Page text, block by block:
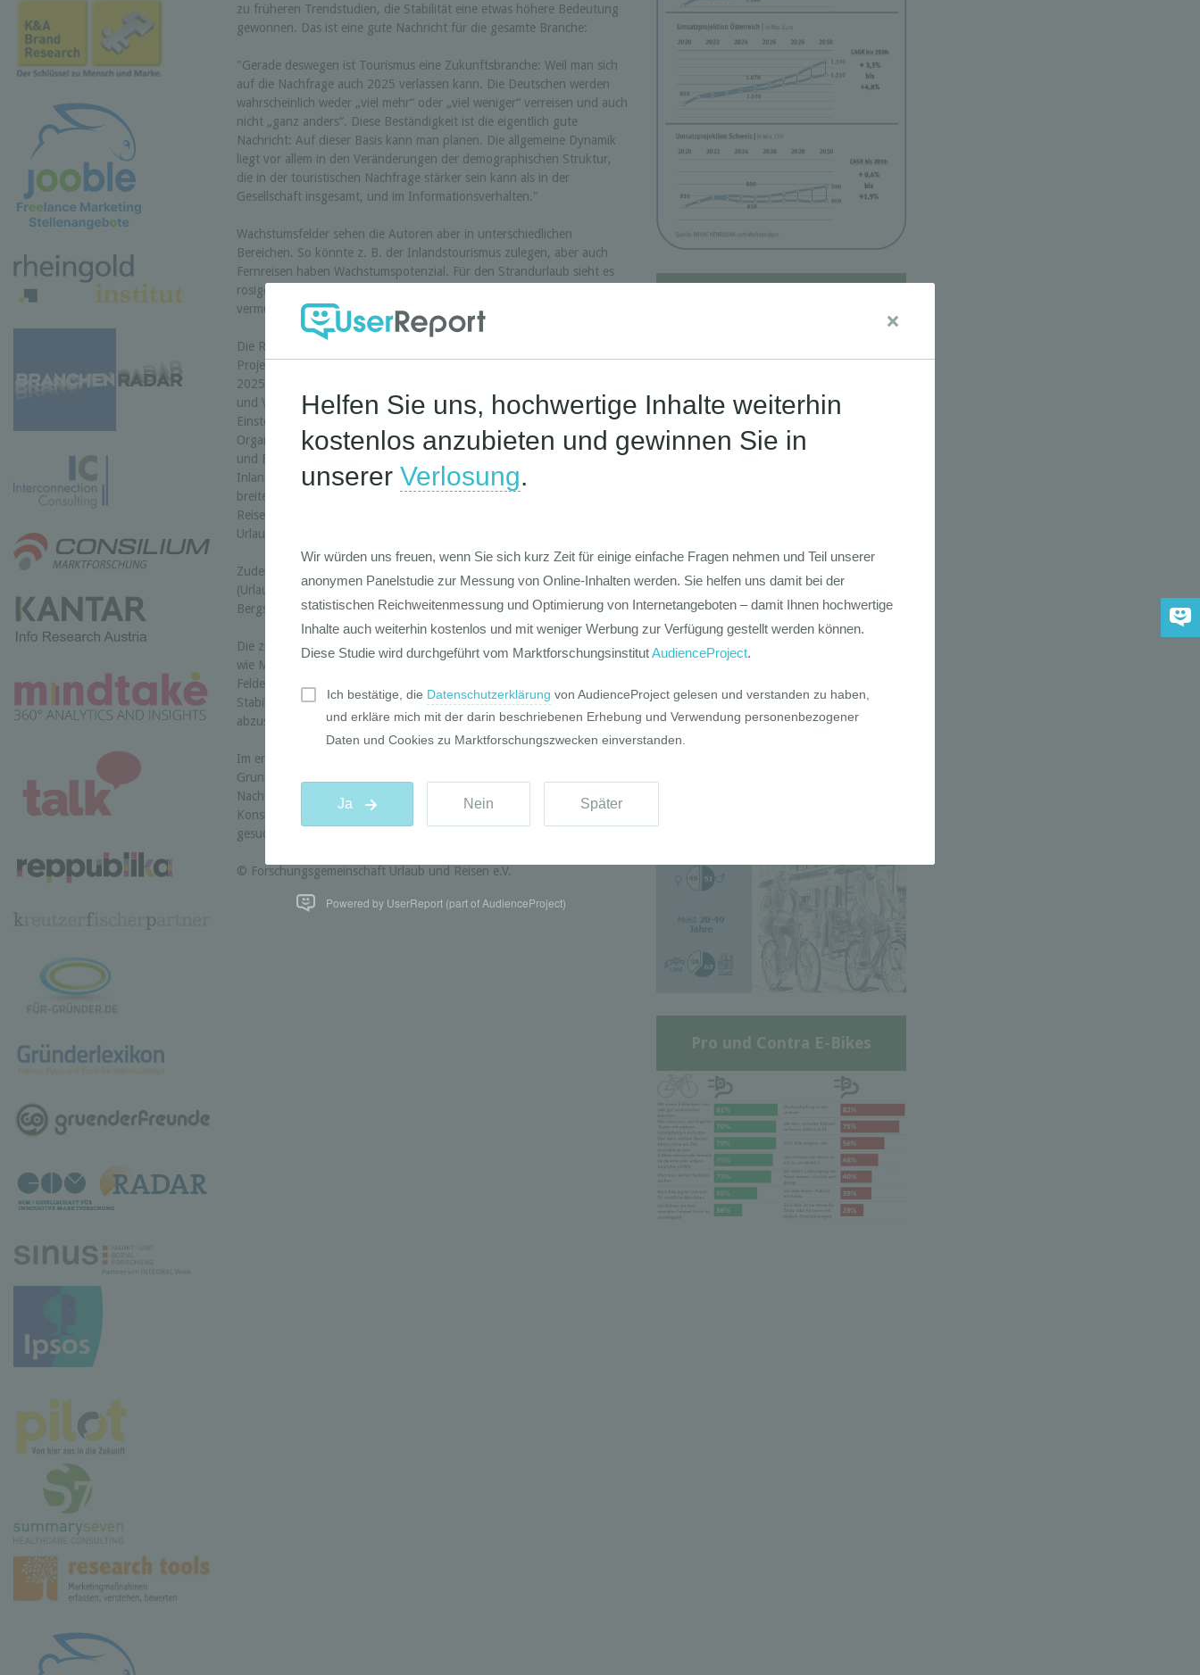
zu früheren Trendstudien, die Stabilität eine etwas höhere Bedeutung
gewonnen. Das ist eine gute Nachricht für die gesamte Branche:
"Gerade deswegen ist Tourismus eine Zukunftsbranche: Weil man sich
auf die Nachfrage auch 2025 verlassen kann. Die Deutschen werden
wahrscheinlich weder „viel mehr“ oder „viel weniger“ verreisen und auch
nicht „ganz anders“. Diese Beständigkeit ist die eigentlich gute
Nachricht: Auf dieser Basis kann man planen. Die allgemeine Dynamik
liegt vor allem in den Veränderungen der demographischen Struktur,
die in der touristischen Nachfrage stärker sein kann als in der
Gesellschaft insgesamt, und im Informationsverhalten."
Wachstumsfelder sehen die Autoren aber in unterschiedlichen
Bereichen. So könnte z. B. der Inlandstourismus zulegen, aber auch
Fernreisen haben Wachstumspotenzial. Für den Strandurlaub sieht es
rosiger aus als für den Gesundheitsurlaub und Hotels werden
vermutlich weiter Marktanteile gewinnen.
Die RA-Trendstudie liefert, neben langen Zeitreihen der Vergangenheit,
Projektionen und Einschätzungen für die zukünftigen Entwicklung bis
2025 für das Nachfragevolumen der Urlaubsreisen (inkl. Reiseausgaben
und Volumen der Kurzurlaubsreisen), die Entwicklung von Motiven und
Einstellungen, Kerndaten der Reisevorbereitung (z. B.
Organisationsformen, Buchungswege, Internetnutzung zur Information
und Buchung von Urlaubsreisen), Urlaubsreiseziele (z. B. Verhältnis
Inland-Ausland, Mittelmeer, Fernziele, Ziele in Osteuropa) und einem
breiten Set von Reiseverhaltensdaten (Unterkunft, Verkehrsmittel,
Reisedauer und -zeitpunkt, Reisebegleitung, Aktivitäten und
Urlaubsarten bzw. -formen).
Zudem werden einzelne Segmente detaillierter beschrieben
(Urlaubsreisen mit Kindern, Strandurlaub, Gesundheitsurlaub,
Bergsommerurlaub).
Die zusammenfassende Kunden-Charakterisierung thematisiert Aspekte
wie Multioptionalität oder Kundenkompetenz. Schließlich werden die
Felder identifiziert, in denen für die kommenden Jahre weitgehende
Stabilität erwartet werden kann und wo Wachstum und Dynamik
abzusehen sind.
Im ergänzenden Update zur Studie wird zusätzlich in einem
Grundsatzpapier auf das Thema „Terror und touristische
Nachfragetrends“ eingegangen und nach Antworten, die die
Konsumentenforschung auf Basis der Reiseanalyse geben kann,
gesucht.
© Forschungsgemeinschaft Urlaub und Reisen e.V.
Deutschen 2030
Pro und Contra E-Bikes
Powered by UserReport (part of AudienceProject)